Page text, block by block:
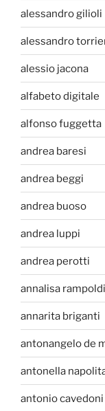
alessandro gilioli
alessandro
alessio jacona
alfabeto digitale
alfonso fuggetta
andrea baresi
andrea beggi
andrea buoso
andrea luppi
andrea perotti
annalisa rampoldi
annarita briganti
antonangelo de
antonella
antonio cavedoni